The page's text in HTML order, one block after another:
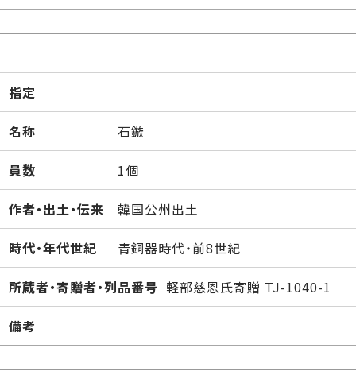
指定
名称 石鏃
員数 1個
作者・出土・伝来 韓国公州出土
時代・年代世紀 青銅器時代・前8世紀
所蔵者・寄贈者・列品番号 軽部慈恩氏寄贈 TJ-1040-1
備考